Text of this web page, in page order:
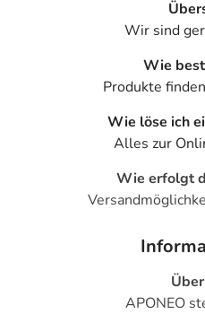
- Kinder und Jugendliche
Arzneimittel darf nicht
- Ältere Patienten ab 65
mit Ihrem Arzt gut
erwünschten Wirkungen und
Nebenwirkungen des
Gruppe verstärkt oder
Was ist mit Schwangerschaft
derzeitigen Erkenntnissen
- Stillzeit: Von einer
Erkenntnissen abgeraten.
Wir sind
Wie
Produkte
Wie löse ich
Alles zur
Wie erfolgt
APONEO